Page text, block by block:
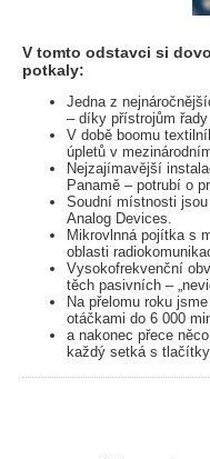
V tomto odstavci si
potkaly:
Jedna z
– díky přístrojům
V době boomu
úpletů v
Nejzajímavější
Panamě – potrubí o
Soudní místnosti
Analog Devices.
Mikrovlnná pojítka s
oblasti
Vysokofrekvenční
těch pasivních –
Na přelomu roku
otáčkami do 6 000
a nakonec přece
každý setká s